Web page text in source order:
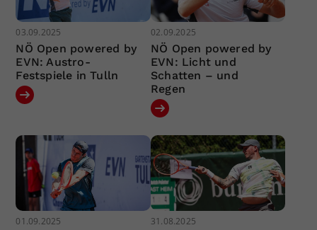
03.09.2025
NÖ Open powered by
EVN: Austro-
Festspiele in Tulln
02.09.2025
NÖ Open powered by
EVN: Licht und
Schatten – und
Regen
01.09.2025 31.08.2025